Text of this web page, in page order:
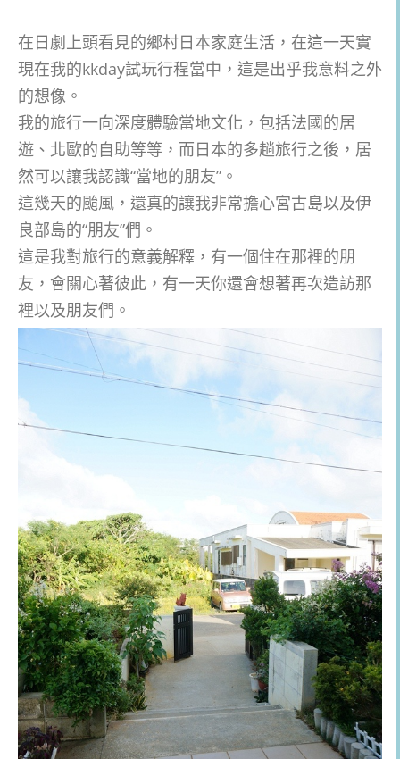
在日劇上頭看見的鄉村日本家庭生活，在這一天實
現在我的kkday試玩行程當中，這是出乎我意料之外
的想像。
我的旅行一向深度體驗當地文化，包括法國的居
遊、北歐的自助等等，而日本的多趟旅行之後，居
然可以讓我認識“當地的朋友”。
這幾天的颱風，還真的讓我非常擔心宮古島以及伊
良部島的“朋友”們。
這是我對旅行的意義解釋，有一個住在那裡的朋
友，會關心著彼此，有一天你還會想著再次造訪那
裡以及朋友們。